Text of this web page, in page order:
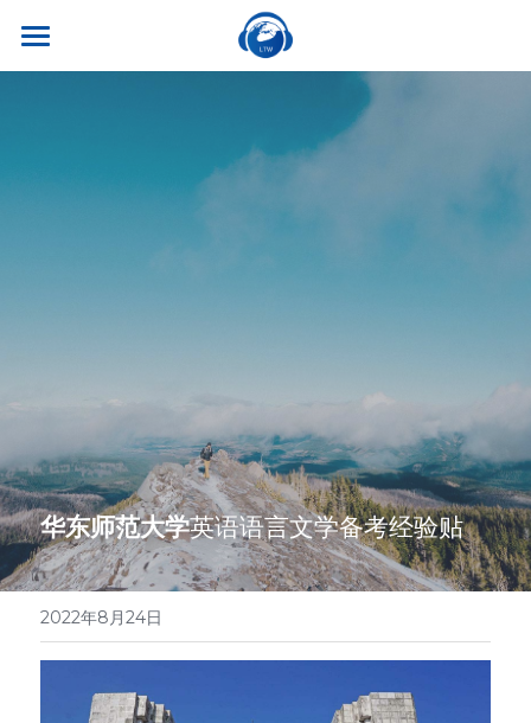
首页
合作伙伴
最新资讯
英语笔译
流利口语
雅思托福
医学系列
真题系列
双语资料
笔译服务
口译服务
翻译语种
翻译报价
联系我们
华东师范大学英语语言文学备考经验贴
2022年8月24日
商品分类